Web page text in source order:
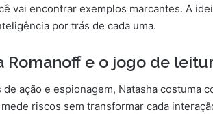
vai encontrar exemplos marcantes. A
por trás de cada uma.
Romanoff e o jogo de
de ação e espionagem, Natasha costuma
riscos sem transformar cada